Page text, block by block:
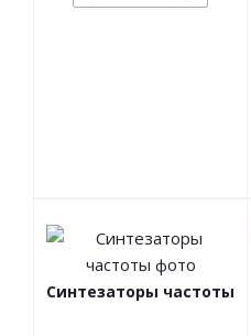
Синтезаторы частоты